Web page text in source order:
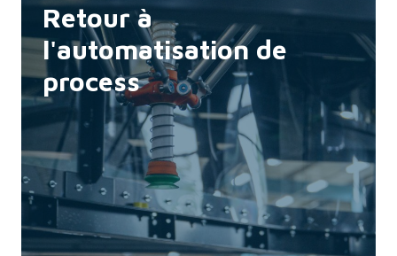
Retour à
l'automatisation de
process